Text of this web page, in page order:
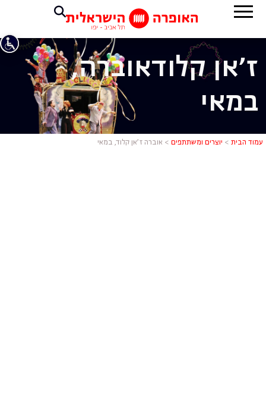
אוברה ז'אן
ז'אן קלודאוברה,
במאי
עמוד הבית > יוצרים ומשתתפים > אוברה ז’אן קלוד, במאי